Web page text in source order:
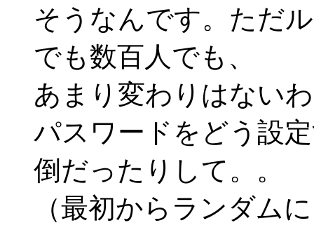
そうなんです。ただ
でも数百人でも、
あまり変わりはない
パスワードをどう設
倒だったりして。。
（最初からランダム